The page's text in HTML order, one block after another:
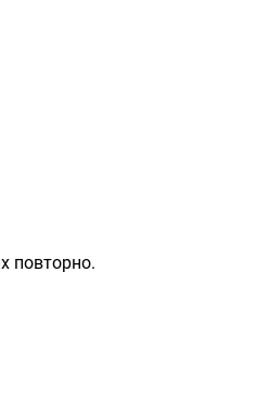
повторно.